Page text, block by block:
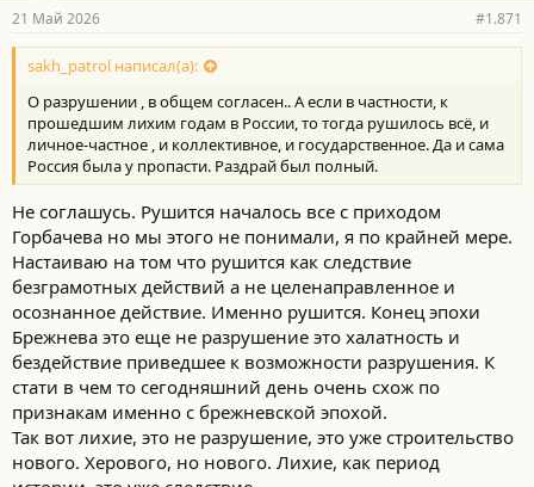
н
о
с
и
:
21 Май 2026 #1.871
sakh_patrol написал(а):
О разрушении , в общем согласен.. А если в частности, к
прошедшим лихим годам в России, то тогда рушилось всё, и
личное-частное , и коллективное, и государственное. Да и сама
Россия была у пропасти. Раздрай был полный.
Не соглашусь. Рушится началось все с приходом
Горбачева но мы этого не понимали, я по крайней мере.
Настаиваю на том что рушится как следствие
безграмотных действий а не целенаправленное и
осознанное действие. Именно рушится. Конец эпохи
Брежнева это еще не разрушение это халатность и
бездействие приведшее к возможности разрушения. К
стати в чем то сегодняшний день очень схож по
признакам именно с брежневской эпохой.
Так вот лихие, это не разрушение, это уже строительство
нового. Херового, но нового. Лихие, как период